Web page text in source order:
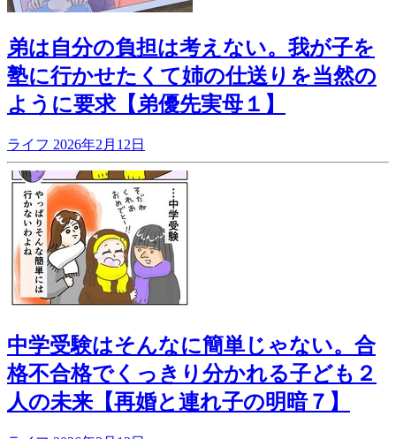
弟は自分の負担は考えない。我が子を
塾に行かせたくて姉の仕送りを当然の
ように要求【弟優先実母１】
ライフ 2026年2月12日
中学受験はそんなに簡単じゃない。合
格不合格でくっきり分かれる子ども２
人の未来【再婚と連れ子の明暗７】